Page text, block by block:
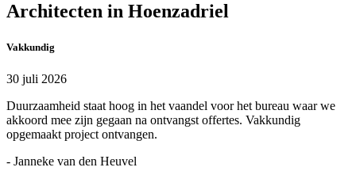
Architecten in Hoenzadriel
Vakkundig
30 juli 2026
Duurzaamheid staat hoog in het vaandel voor het bureau waar we
akkoord mee zijn gegaan na ontvangst offertes. Vakkundig
opgemaakt project ontvangen.
- Janneke van den Heuvel